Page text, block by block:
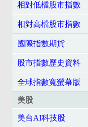
相對低檔股市指數
相對高檔股市指數
國際指數期貨
股市指數歷史資料
全球指數寬螢幕版
美股
美台AI科技股